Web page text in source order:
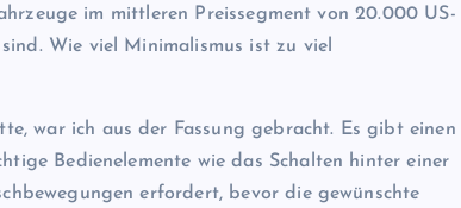
im mittleren Preissegment von 20.000 US-
Wie viel Minimalismus ist zu viel
war ich aus der Fassung gebracht. Es gibt einen
Bedienelemente wie das Schalten hinter einer
erfordert, bevor die gewünschte